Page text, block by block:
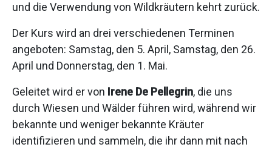
und die Verwendung von Wildkräutern kehrt zurück.
Der Kurs wird an drei verschiedenen Terminen
angeboten: Samstag, den 5. April, Samstag, den 26.
April und Donnerstag, den 1. Mai.
Geleitet wird er von Irene De Pellegrin, die uns
durch Wiesen und Wälder führen wird, während wir
bekannte und weniger bekannte Kräuter
identifizieren und sammeln, die ihr dann mit nach